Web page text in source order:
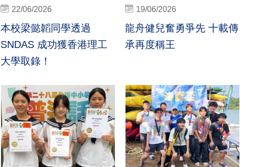
22/06/2026
本校梁懿韜同學透過
SNDAS 成功獲香港理工
大學取錄！
19/06/2026
龍舟健兒奮勇爭先 十載傳
承再度稱王